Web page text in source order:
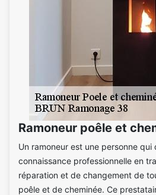
Ramoneur poêle et
Un ramoneur est une personne qui
connaissance professionnelle en
réparation et de changement de
poêle et de cheminée. Ce